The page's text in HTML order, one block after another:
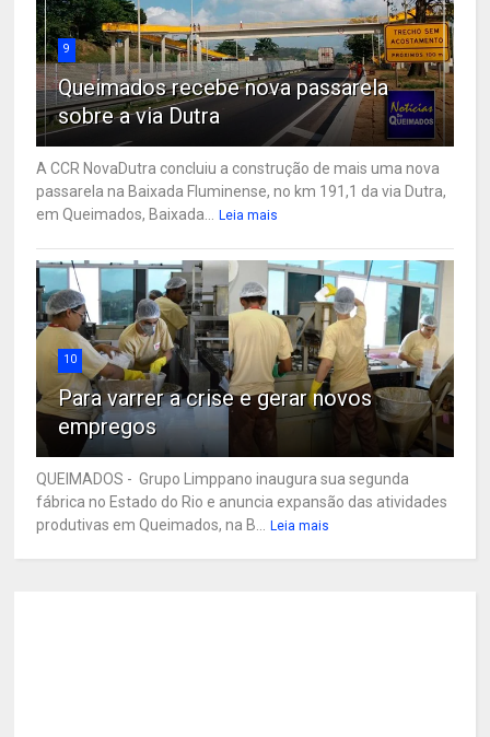
9
Queimados recebe nova passarela
sobre a via Dutra
A CCR NovaDutra concluiu a construção de mais uma nova
passarela na Baixada Fluminense, no km 191,1 da via Dutra,
em Queimados, Baixada...
Leia mais
10
Para varrer a crise e gerar novos
empregos
QUEIMADOS - Grupo Limppano inaugura sua segunda
fábrica no Estado do Rio e anuncia expansão das atividades
produtivas em Queimados, na B...
Leia mais